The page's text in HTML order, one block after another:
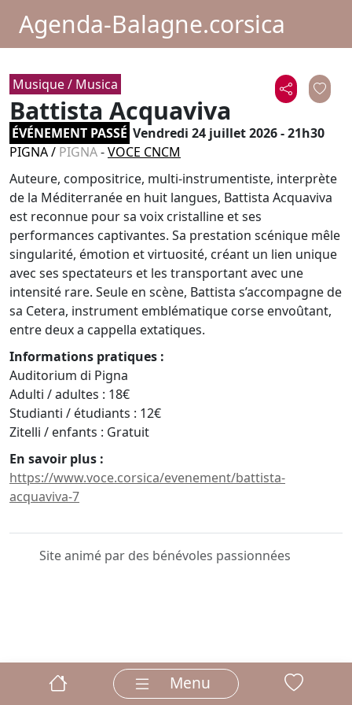
Agenda-Balagne.corsica
Musique / Musica
Battista Acquaviva
ÉVÉNEMENT PASSÉ Vendredi 24 juillet 2026 - 21h30
PIGNA/ PIGNA-VOCE CNCM
Auteure, compositrice, multi-instrumentiste, interprète
de la Méditerranée en huit langues, Battista Acquaviva
est reconnue pour sa voix cristalline et ses
performances captivantes. Sa prestation scénique mêle
singularité, émotion et virtuosité, créant un lien unique
avec ses spectateurs et les transportant avec une
intensité rare. Seule en scène, Battista s’accompagne de
sa Cetera, instrument emblématique corse envoûtant,
entre deux a cappella extatiques.
Informations pratiques :
Auditorium di Pigna
Adulti / adultes : 18€
Studianti / étudiants : 12€
Zitelli / enfants : Gratuit
En savoir plus :
https://www.voce.corsica/evenement/battista-
acquaviva-7
Site animé par des bénévoles passionnées
Menu